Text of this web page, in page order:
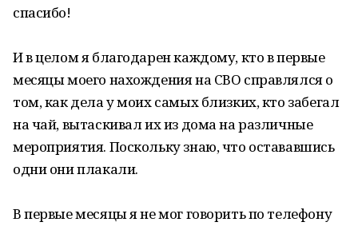
спасибо!
И в целом я благодарен каждому, кто в первые
месяцы моего нахождения на СВО справлялся о
том, как дела у моих самых близких, кто забегал
на чай, вытаскивал их из дома на различные
мероприятия. Поскольку знаю, что остававшись
одни они плакали.
В первые месяцы я не мог говорить по телефону